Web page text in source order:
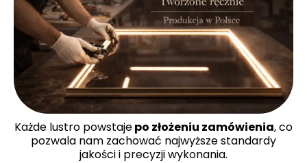
Każde lustro powstajepo złożeniu zamówienia, co
pozwala nam zachować najwyższe standardy
jakości i precyzji wykonania.